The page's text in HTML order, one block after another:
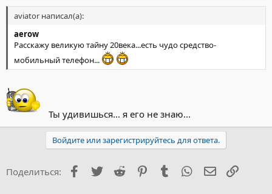
aviator написал(а):
aerow
Расскажу великую тайну 20века...есть чудо средство-
мобильный телефон...
Ты удивишься... я его не знаю...
Войдите или зарегистрируйтесь для ответа.
Поделиться: Facebook
Twitter Reddit PinterestTumblr WhatsApp